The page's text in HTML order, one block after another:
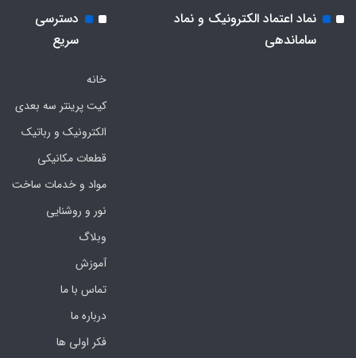
نماد اعتماد الکترونیک و نماد
ساماندهی
دسترسی
سریع
خانه
کیت پرینتر سه بعدی
الکترونیک و رباتیک
قطعات مکانیکی
مواد و خدمات ساخت
نور و روشنایی
وبلاگ
آموزش
تماس با ما
درباره ما
فکر اولی ها